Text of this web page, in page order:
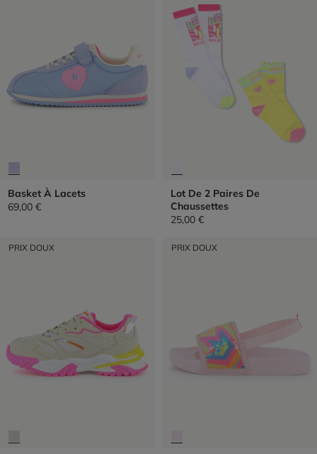
Basket À Lacets
69,00 €
Lot De 2 Paires De
Chaussettes
25,00 €
PRIX DOUX PRIX DOUX